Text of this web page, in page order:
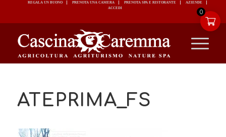
0
REGALA UN BUONO PRENOTA UNA CAMERA PRENOTA SPA E RISTORANTE
ATEPRIMA_FS